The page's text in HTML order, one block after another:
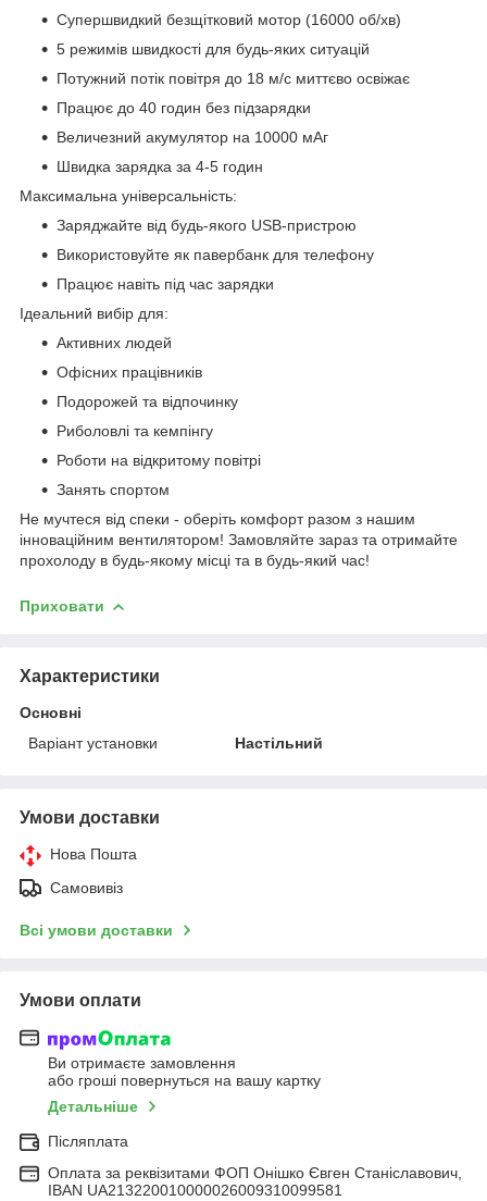
Супершвидкий безщітковий мотор (16000 об/хв)
5 режимів швидкості для будь-яких ситуацій
Потужний потік повітря до 18 м/с миттєво освіжає
Працює до 40 годин без підзарядки
Величезний акумулятор на 10000 мАг
Швидка зарядка за 4-5 годин
Максимальна універсальність:
Заряджайте від будь-якого USB-пристрою
Використовуйте як павербанк для телефону
Працює навіть під час зарядки
Ідеальний вибір для:
Активних людей
Офісних працівників
Подорожей та відпочинку
Риболовлі та кемпінгу
Роботи на відкритому повітрі
Занять спортом
Не мучтеся від спеки - оберіть комфорт разом з нашим
інноваційним вентилятором! Замовляйте зараз та отримайте
прохолоду в будь-якому місці та в будь-який час!
Приховати
Характеристики
Основні
Варіант установки
Настільний
Умови доставки
Нова Пошта
Самовивіз
Всі умови доставки
Умови оплати
Ви отримаєте замовлення
або гроші повернуться на вашу картку
Детальніше
Післяплата
Оплата за реквізитами ФОП Онішко Євген Станіславович,
IBAN UA213220010000026009310099581